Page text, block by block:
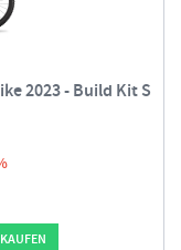
2023 - Build Kit S